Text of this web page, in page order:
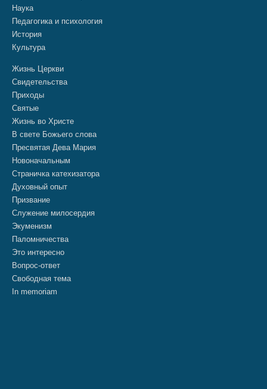
Наука
Педагогика и психология
История
Культура
Жизнь Церкви
Свидетельства
Приходы
Святые
Жизнь во Христе
В свете Божьего слова
Пресвятая Дева Мария
Новоначальным
Страничка катехизатора
Духовный опыт
Призвание
Служение милосердия
Экуменизм
Паломничества
Это интересно
Вопрос-ответ
Свободная тема
In memoriam